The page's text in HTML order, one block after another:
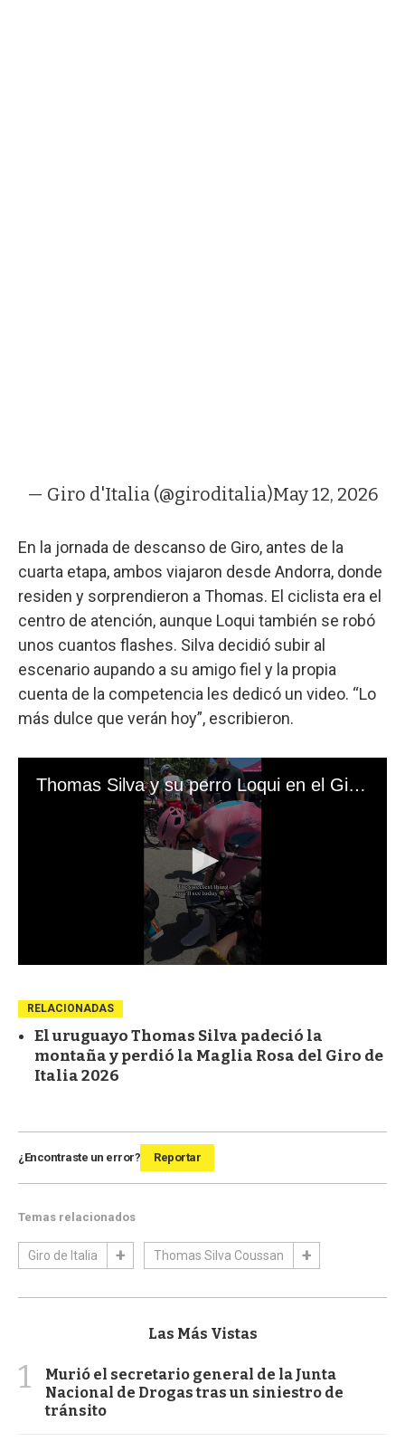
— Giro d'Italia (@giroditalia)May 12, 2026
En la jornada de descanso de Giro, antes de la
cuarta etapa, ambos viajaron desde Andorra, donde
residen y sorprendieron a Thomas. El ciclista era el
centro de atención, aunque Loqui también se robó
unos cuantos flashes. Silva decidió subir al
escenario aupando a su amigo fiel y la propia
cuenta de la competencia les dedicó un video. “Lo
más dulce que verán hoy”, escribieron.
RELACIONADAS
El uruguayo Thomas Silva padeció la
montaña y perdió la Maglia Rosa del Giro de
Italia 2026
¿Encontraste un error? Reportar
Temas relacionados
Giro de Italia Thomas Silva Coussan
Las Más Vistas
1
Murió el secretario general de la Junta
Nacional de Drogas tras un siniestro de
tránsito